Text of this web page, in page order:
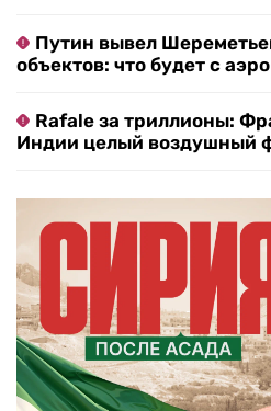
Путин вывел
объектов: что будет с
Rafale за триллионы:
Индии целый воздушный